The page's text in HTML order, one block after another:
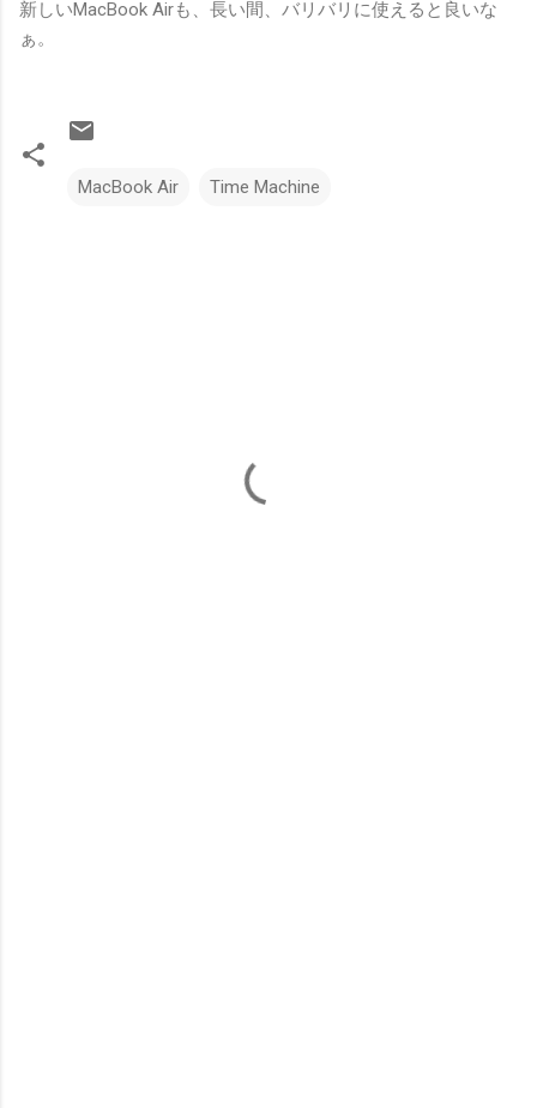
新しいMacBook Airも、長い間、バリバリに使えると良いな
ぁ。
MacBook Air Time Machine